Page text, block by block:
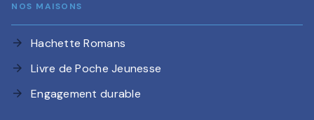
NOS MAISONS
arrow_forward Hachette Romans
arrow_forward Livre de Poche Jeunesse
arrow_forward Engagement durable